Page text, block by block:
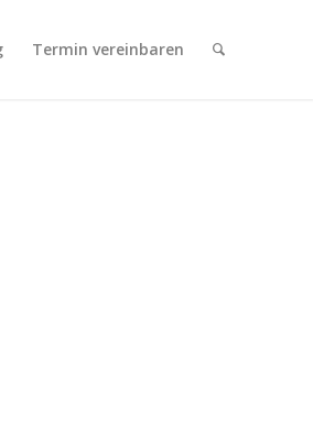
Termin vereinbaren